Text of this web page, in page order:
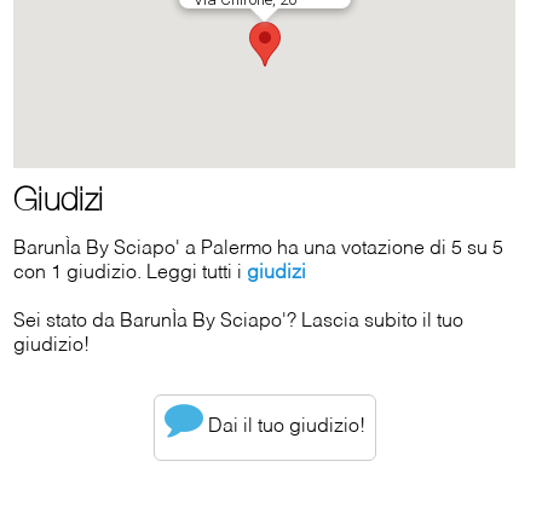
Giudizi
BarunÌa By Sciapo' a Palermo ha una votazione di 5 su 5
con 1 giudizio. Leggi tutti i giudizi
Sei stato da BarunÌa By Sciapo'? Lascia subito il tuo
giudizio!
Dai il tuo giudizio!